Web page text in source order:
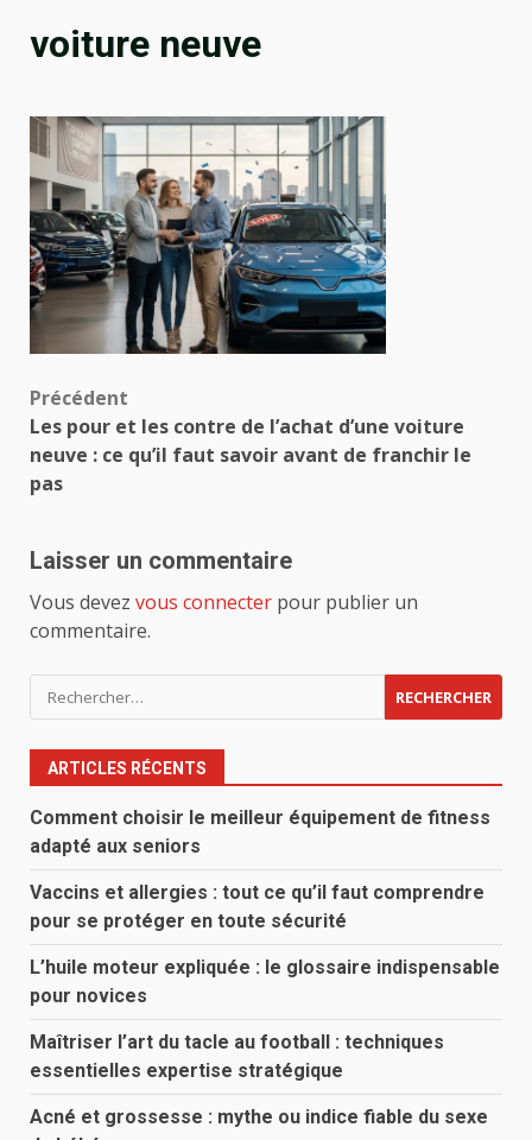
voiture neuve
Navigation
d’article
Précédent
Les pour et les contre de l’achat d’une voiture
neuve : ce qu’il faut savoir avant de franchir le
pas
Laisser un commentaire
Vous devez vous connecter pour publier un
commentaire.
Rechercher :
ARTICLES RÉCENTS
Comment choisir le meilleur équipement de fitness
adapté aux seniors
Vaccins et allergies : tout ce qu’il faut comprendre
pour se protéger en toute sécurité
L’huile moteur expliquée : le glossaire indispensable
pour novices
Maîtriser l’art du tacle au football : techniques
essentielles expertise stratégique
Acné et grossesse : mythe ou indice fiable du sexe